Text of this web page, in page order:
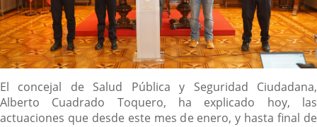
Descripción
El concejal de Salud Pública y Seguridad Ciudadana,
Alberto Cuadrado Toquero, ha explicado hoy, las
actuaciones que desde este mes de enero, y hasta final de